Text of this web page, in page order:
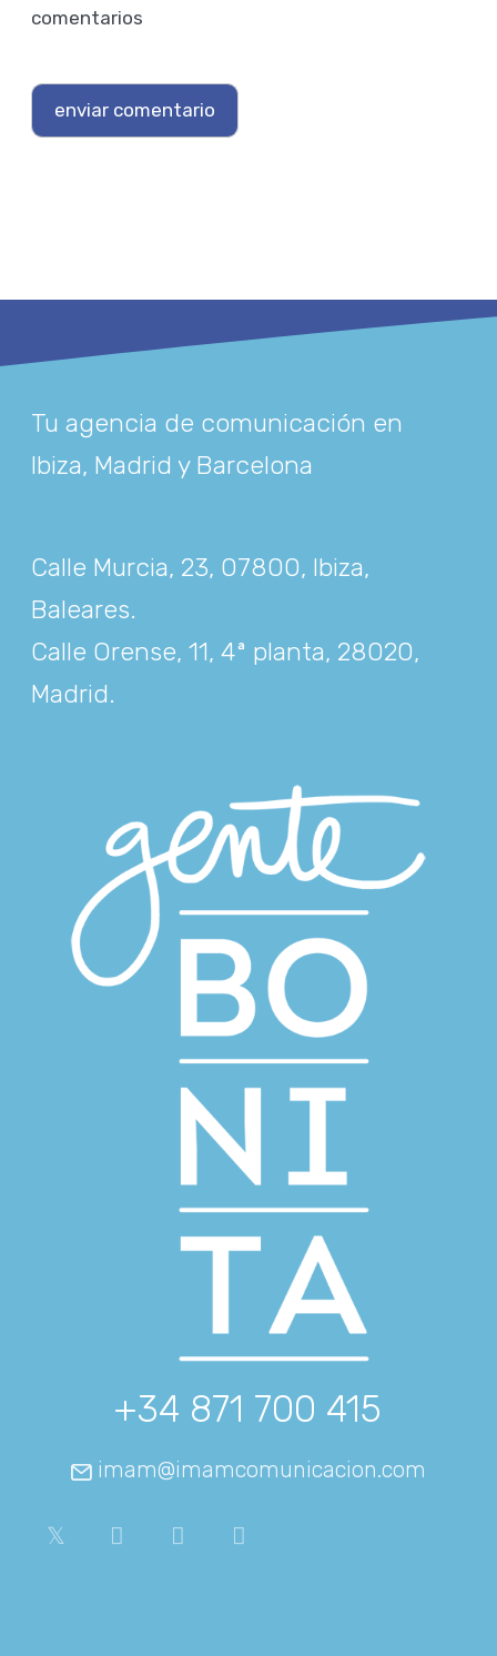
comentarios
Tu agencia de comunicación en
Ibiza, Madrid y Barcelona
Calle Murcia, 23, 07800, Ibiza,
Baleares.
Calle Orense, 11, 4ª planta, 28020,
Madrid.
+34 871 700 415
imam@imamcomunicacion.com